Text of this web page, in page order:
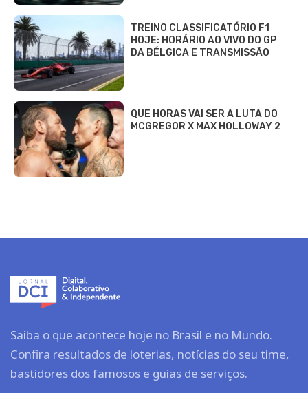
TREINO CLASSIFICATÓRIO F1
HOJE: HORÁRIO AO VIVO DO GP
DA BÉLGICA E TRANSMISSÃO
QUE HORAS VAI SER A LUTA DO
MCGREGOR X MAX HOLLOWAY 2
Saiba o que acontece hoje no Brasil e no Mundo.
Confira resultados de loterias, notícias do seu time,
bastidores dos famosos e guias de serviços.